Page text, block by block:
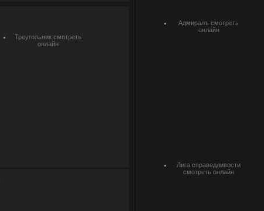
Треугольник смотреть
онлайн
Адмиралъ смотреть
онлайн
Лига справедливости
смотреть онлайн